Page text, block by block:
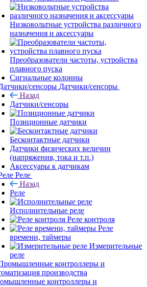
Низковольтные устройства различного
назначения и аксессуары
Преобразователи частоты, устройства
плавного пуска
Сигнальные колонны
Датчики/сенсоры
Назад
Датчики/сенсоры
Позиционные датчики
Бесконтактные датчики
Датчики физических величин
(напряжения, тока и т.п.)
Аксессуары к датчикам
Реле
Назад
Реле
Исполнительные реле
Реле контроля
Реле
времени, таймеры
Измерительные
реле
контроллеры и